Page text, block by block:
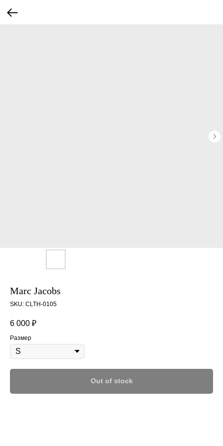
Marc Jacobs
SKU: CLTH-0105
6 000 ₽
Размер
Out of stock